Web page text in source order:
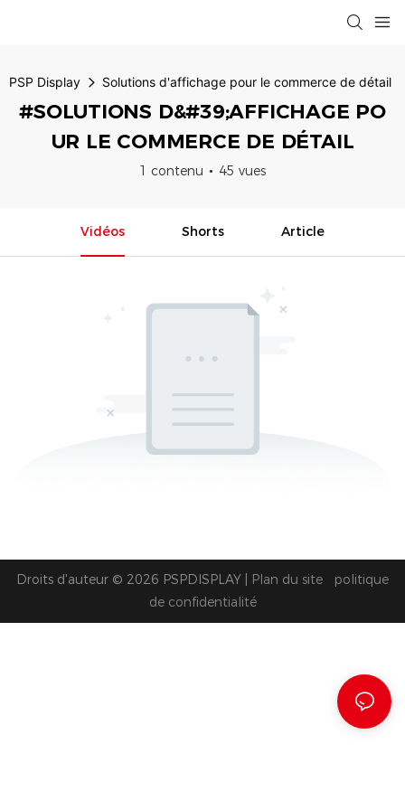
PSP Display Solutions d'affichage pour le commerce de détail
#SOLUTIONS D&#39;AFFICHAGE PO
UR LE COMMERCE DE DÉTAIL
1 contenu 45 vues
Vidéos Shorts Article
Droits d'auteur © 2026 PSPDISPLAY | Plan du site
politique
de confidentialité